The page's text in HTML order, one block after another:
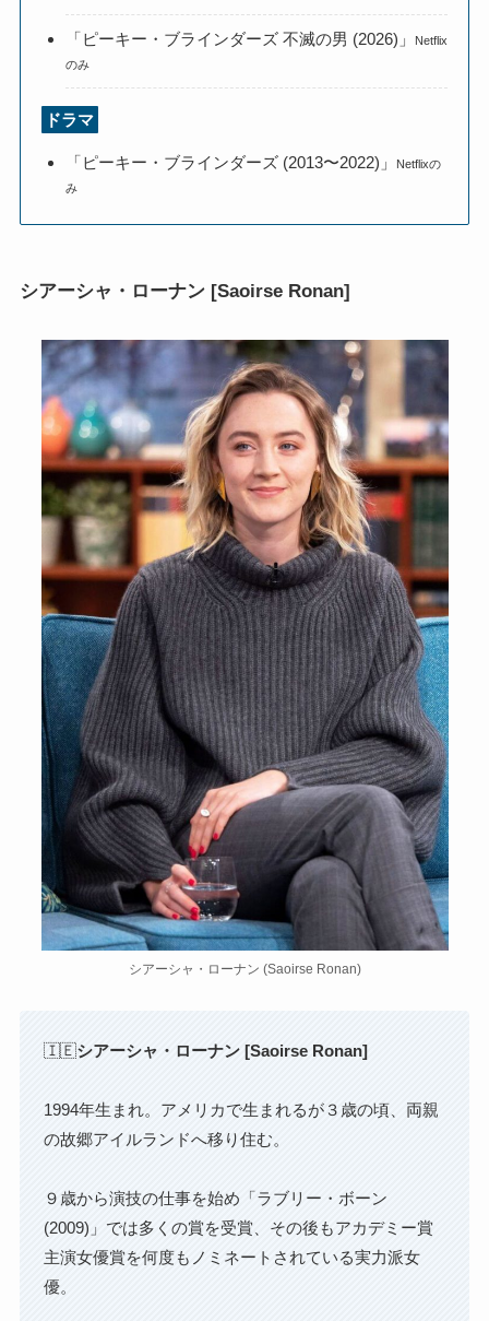
「ピーキー・ブラインダーズ 不滅の男 (2026)」
Netflix
のみ
ドラマ
「ピーキー・ブラインダーズ (2013〜2022)」
Netflixの
み
シアーシャ・ローナン [Saoirse Ronan]
シアーシャ・ローナン (Saoirse Ronan)
🇮🇪シアーシャ・ローナン [Saoirse Ronan]
1994年生まれ。アメリカで生まれるが３歳の頃、両親
の故郷アイルランドへ移り住む。
９歳から演技の仕事を始め「ラブリー・ボーン
(2009)」では多くの賞を受賞、その後もアカデミー賞
主演女優賞を何度もノミネートされている実力派女
優。